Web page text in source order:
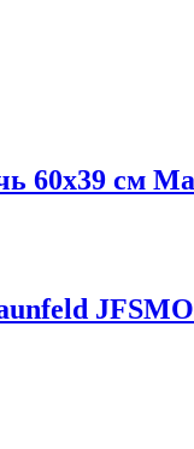
60х39 см